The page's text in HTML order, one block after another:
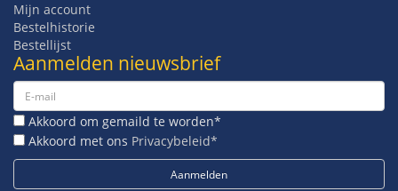
Mijn account
Bestelhistorie
Bestellijst
Aanmelden nieuwsbrief
Akkoord om gemaild te worden*
Akkoord met ons Privacybeleid*